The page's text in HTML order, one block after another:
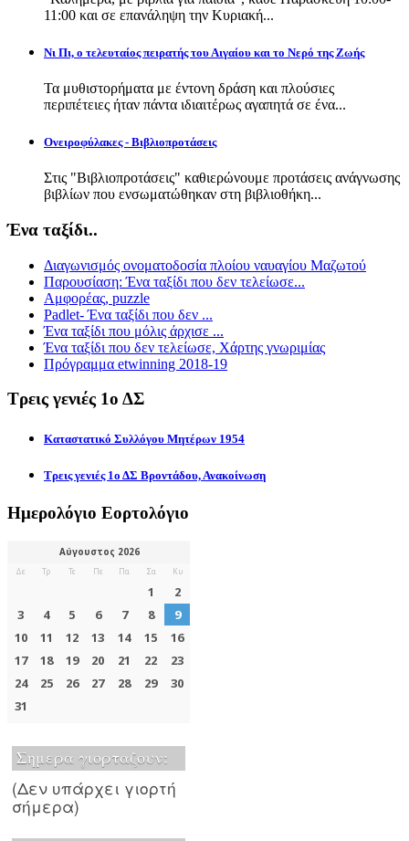
11:00 και σε επανάληψη την Κυριακή...
Νι Πι, ο τελευταίος πειρατής του Αιγαίου και το Νερό της Ζωής
Τα μυθιστορήματα με έντονη δράση και πλούσιες
περιπέτειες ήταν πάντα ιδιαιτέρως αγαπητά σε ένα...
Ονειροφύλακες - Βιβλιοπροτάσεις
Στις "Βιβλιοπροτάσεις" καθιερώνουμε προτάσεις ανάγνωσης
βιβλίων που ενσωματώθηκαν στη βιβλιοθήκη...
Ένα ταξίδι..
Διαγωνισμός ονοματοδοσία πλοίου ναυαγίου Μαζωτού
Παρουσίαση: Ένα ταξίδι που δεν τελείωσε...
Αμφορέας, puzzle
Padlet- Ένα ταξίδι που δεν ...
Ένα ταξίδι που μόλις άρχισε ...
Ένα ταξίδι που δεν τελείωσε, Χάρτης γνωριμίας
Πρόγραμμα etwinning 2018-19
Τρεις γενιές 1ο ΔΣ
Καταστατικό Συλλόγου Μητέρων 1954
Τρεις γενιές 1ο ΔΣ Βροντάδου, Ανακοίνωση
Ημερολόγιο Εορτολόγιο